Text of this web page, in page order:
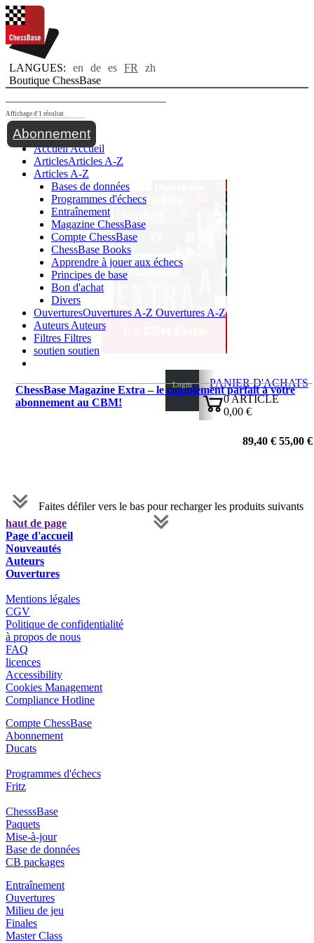
LANGUES: en de es FR
zh
Boutique ChessBase
Toggle navigation
AccueilAccueil
ArticlesArticles A-Z
Articles A-Z
Bases de données
Programmes d'échecs
Entraînement
Magazine ChessBase
Compte ChessBase
ChessBase Books
Apprendre à jouer aux échecs
Principes de base
Bon d'achat
Divers
OuverturesOuvertures A-Z Ouvertures A-Z
Auteurs Auteurs
Filtres Filtres
soutien soutien
Login
PANIER D'ACHATS
0ARTICLE
0,00 €
Affichage d'1 résultat
Abonnement
ChessBase Magazine Extra – le complément parfait à votre
abonnement au CBM!
89,40 € 55,00 €
Faites défiler vers le bas pour recharger les produits suivants
haut de page
Page d'accueil
Nouveautés
Auteurs
Ouvertures
Mentions légales
CGV
Politique de confidentialité
à propos de nous
FAQ
licences
Accessibility
Cookies Management
Compliance Hotline
Compte ChessBase
Abonnement
Ducats
Programmes d'échecs
Fritz
ChesssBase
Paquets
Mise-à-jour
Base de données
CB packages
Entraînement
Ouvertures
Milieu de jeu
Finales
Master Class